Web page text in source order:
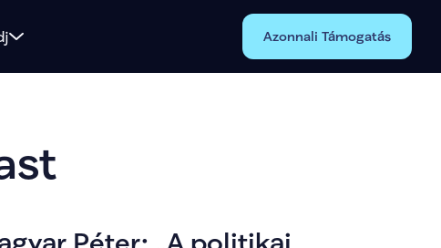
Azonnali Támogatás
Péter: „A politikai